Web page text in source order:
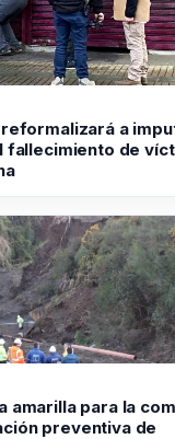
a
de
amarilla para la
preventiva de